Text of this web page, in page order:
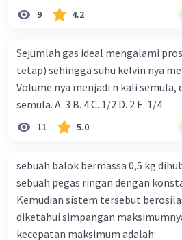
9 4.2
Sejumlah gas ideal mengalami
tetap) sehingga suhu kelvin nya
Volume nya menjadi n kali semula,
semula. A. 3 B. 4 C. 1/2 D. 2 E. 1/4
11 5.0
sebuah balok bermassa 0,5 kg
sebuah pegas ringan dengan
Kemudian sistem tersebut
diketahui simpangan
kecepatan maksimum adalah: